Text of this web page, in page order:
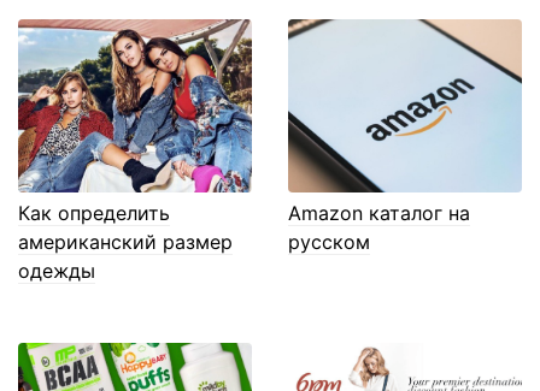
Как определить
американский размер
одежды
Amazon каталог на
русском